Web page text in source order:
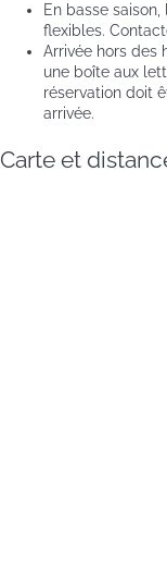
En basse
flexibles.
Arrivée hors des
une boîte aux
réservation doit
arrivée.
Carte et